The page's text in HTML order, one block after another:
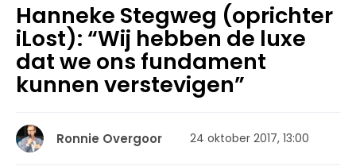
Hanneke Stegweg (oprichter
iLost): “Wij hebben de luxe
dat we ons fundament
kunnen verstevigen”
Ronnie Overgoor 24 oktober 2017, 13:00